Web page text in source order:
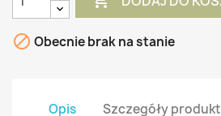
 Obecnie brak na stanie
Opis Szczegóły